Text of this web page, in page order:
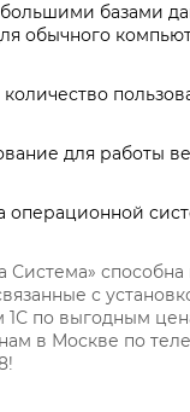
большими базами
обычного
для работы
операционной
Система»
с
по выгодным
в Москве по